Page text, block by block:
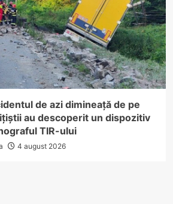
de azi dimineață de pe
au descoperit un dispozitiv
TIR-ului
4 august 2026